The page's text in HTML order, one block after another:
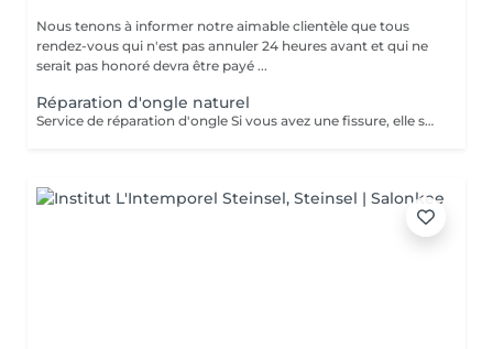
Nous tenons à informer notre aimable clientèle que tous
rendez-vous qui n'est pas annuler 24 heures avant et qui ne
serait pas honoré devra être payé ...
Réparation d'ongle naturel
Service de réparation d'ongle Si vous avez une fissure, elle sera simplement scellée. Si un petit coin de l'ongle manque, il peut être restauré. Cependant, si une extension complète de l'ongle est nécessaire, cela relève d'une autre prestation. Ce service de réparation inclut uniquement la correction des fissures ou la restauration de petits dommages et ne concerne pas les extensions d'ongles.